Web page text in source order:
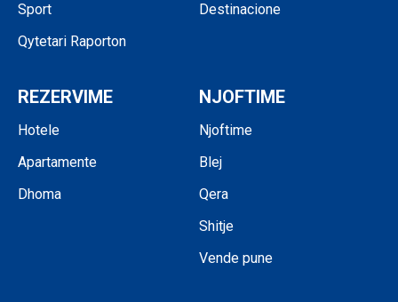
Sport
Qytetari Raporton
Destinacione
REZERVIME
Hotele
Apartamente
Dhoma
NJOFTIME
Njoftime
Blej
Qera
Shitje
Vende pune